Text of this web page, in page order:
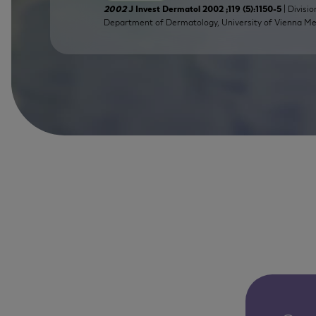
2002J Invest Dermatol 2002 ;119 (5):1150-5 |
Department of Dermatology, University of Vienna